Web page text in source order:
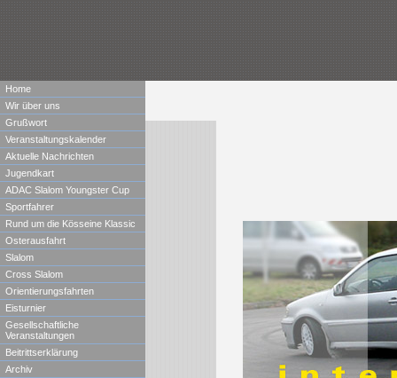
Home
Wir über uns
Grußwort
Veranstaltungskalender
Aktuelle Nachrichten
Jugendkart
ADAC Slalom Youngster Cup
Sportfahrer
Rund um die Kösseine Klassic
Osterausfahrt
Slalom
Cross Slalom
Orientierungsfahrten
Eisturnier
Gesellschaftliche
Veranstaltungen
Beitrittserklärung
Archiv